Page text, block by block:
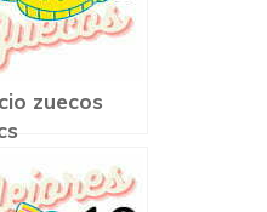
zuecos